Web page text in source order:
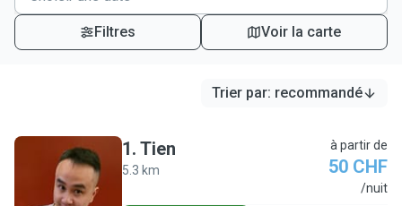
Filtres Voir la carte
Trier par: recommandé
T
1. Tien
5.3 km
à partir de
50 CHF
/nuit